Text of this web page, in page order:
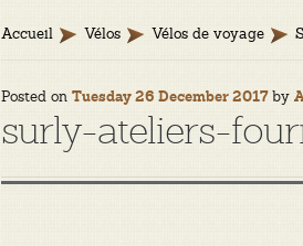
Accueil Vélos Vélos de voyage
Posted onTuesday 26 December 2017by
surly-ateliers-